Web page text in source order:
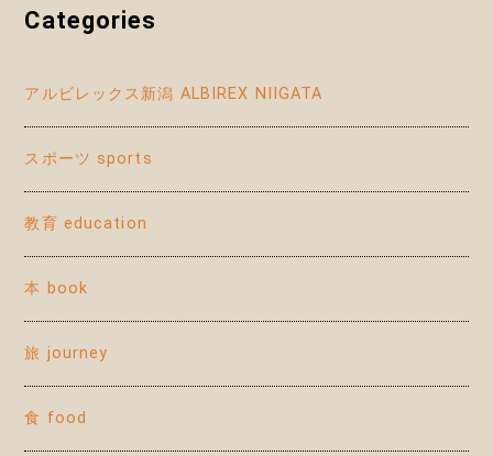
Categories
アルビレックス新潟 ALBIREX NIIGATA
スポーツ sports
教育 education
本 book
旅 journey
食 food